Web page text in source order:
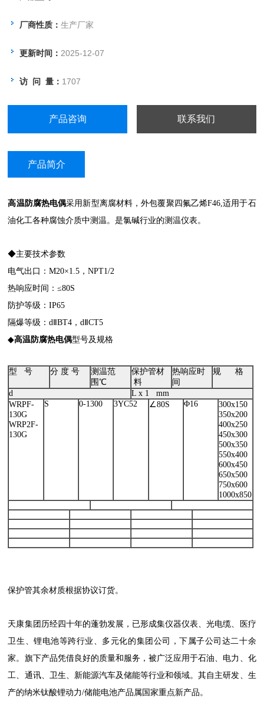
厂商性质：生产厂家
更新时间： 2025-12-07
访 问 量： 1707
产品咨询 联系我们
产品简介
高温防腐热电偶采用新型离腐材料，外包覆聚四氟乙烯F46,适用于石
油化工各种腐蚀介质中测温。是氯碱行业的测温仪表。
◆主要技术参数
电气出口：M20×1.5，NPT1/2
热响应时间：≤80S
防护等级：IP65
隔爆等级：dⅡBT4，dⅡCT5
◆高温防腐热电偶型号及规格
型 号 分 度 号
测温范
围℃
保护管材
料
热响应时
间
规 格
d
L x 1 mm
WRPF-
130G
WRP2F-
130G
S 0-1300 3YC52 ∠80S Φ16
300x150
350x200
400x250
450x300
500x350
550x400
600x450
650x500
750x600
1000x850
保护管其余材质根据协议订货。
天康集团历经四十年的蓬勃发展，已形成集仪器仪表、光电缆、医疗
卫生、锂电池等跨行业、多元化的集团公司，下属子公司达二十余
家。旗下产品凭借良好的质量和服务，被广泛应用于石油、电力、化
工、通讯、卫生、新能源汽车及储能等行业和领域。其自主研发、生
产的纳米钛酸锂动力/储能电池产品属国家重点新产品。